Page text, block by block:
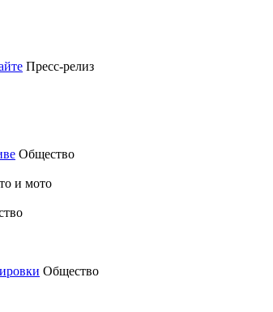
Пресс-релиз
Общество
и мото
Общество